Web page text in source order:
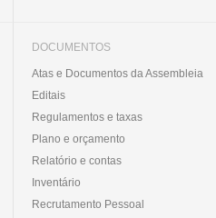
DOCUMENTOS
Atas e Documentos da Assembleia
Editais
Regulamentos e taxas
Plano e orçamento
Relatório e contas
Inventário
Recrutamento Pessoal